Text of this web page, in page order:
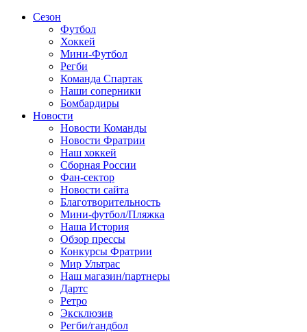
Сезон
Футбол
Хоккей
Мини-Футбол
Регби
Команда Спартак
Наши соперники
Бомбардиры
Новости
Новости Команды
Новости Фратрии
Наш хоккей
Сборная России
Фан-cектор
Новости сайта
Благотворительность
Мини-футбол/Пляжка
Наша История
Обзор прессы
Конкурсы Фратрии
Мир Ультрас
Наш магазин/партнеры
Дартс
Ретро
Эксклюзив
Регби/гандбол